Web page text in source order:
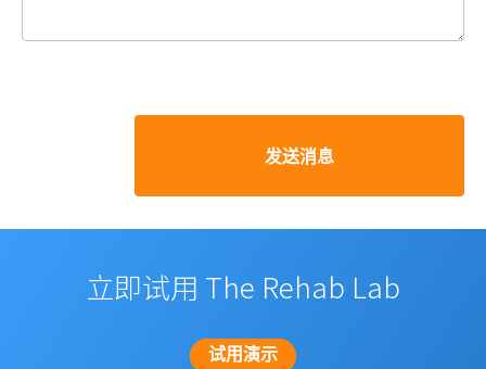
立即试用 The Rehab Lab
试用演示